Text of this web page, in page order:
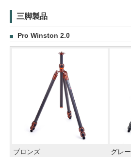
三脚製品
Pro Winston 2.0
ブロンズ グレー